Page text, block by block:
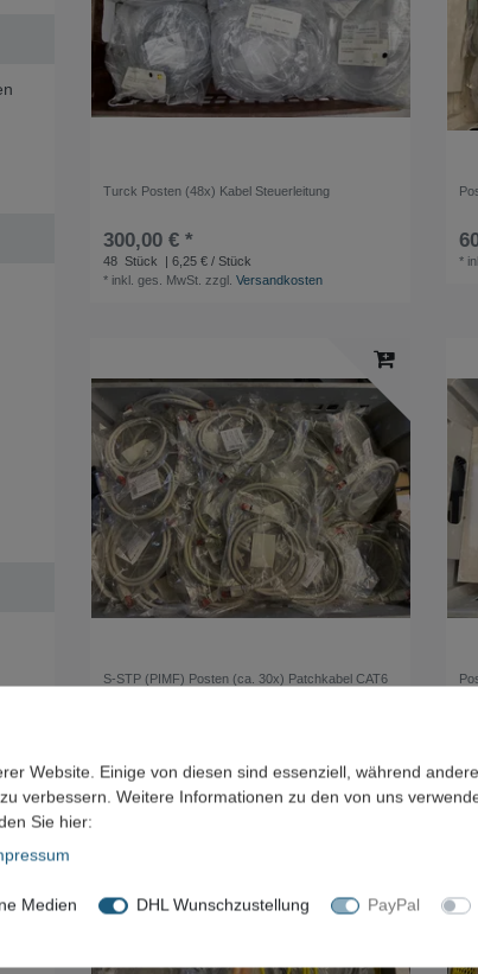
Turck Posten (48x) Kabel Steuerleitung
300,00 € *
48 Stück
| 6,25 € / Stück
* inkl. ges. MwSt. zzgl.Versandkosten
*
S-STP (PIMF) Posten (ca. 30x) Patchkabel CAT6
Website. Einige von diesen sind essenziell, während
verbessern. Weitere Informationen zu den von uns
Sie hier:
Medien DHL Wunschzustellung PayPal